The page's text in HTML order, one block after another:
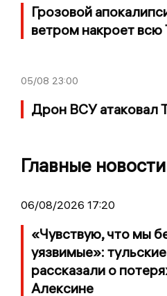
Грозовой
ветром накроет всю
05/08 23:00
Дрон ВСУ атаковал
Главные новости
06/08/2026 17:20
«Чувствую, что мы
уязвимые»:
рассказали о
Алексине